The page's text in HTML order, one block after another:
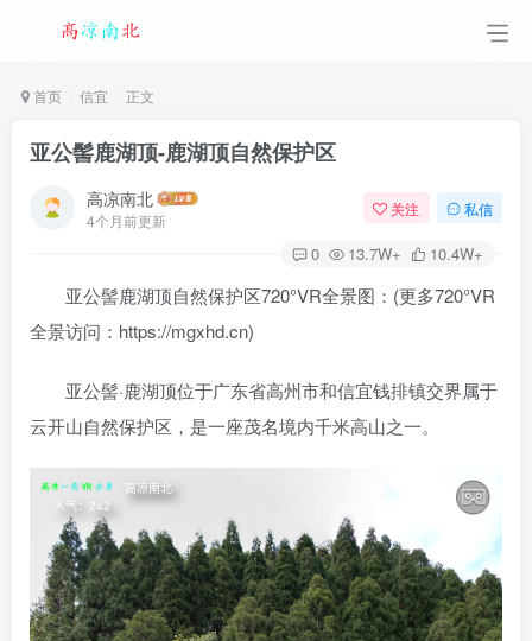
首页 信宜 正文
亚公髻鹿湖顶-鹿湖顶自然保护区
高凉南北
4个月前更新
关注 私信
0 13.7W+ 10.4W+
亚公髻鹿湖顶自然保护区720°VR全景图：(更多720°VR
全景访问：https://mgxhd.cn)
亚公髻·鹿湖顶位于广东省高州市和信宜钱排镇交界属于
云开山自然保护区，是一座茂名境内千米高山之一。